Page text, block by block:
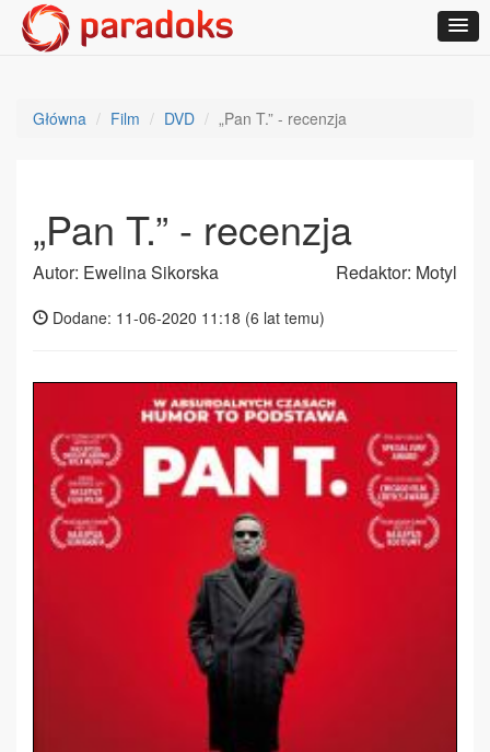
Główna Film DVD „Pan T.” - recenzja
„Pan T.” - recenzja
Autor: Ewelina Sikorska Redaktor: Motyl
Dodane: 11-06-2020 11:18 (6 lat temu)